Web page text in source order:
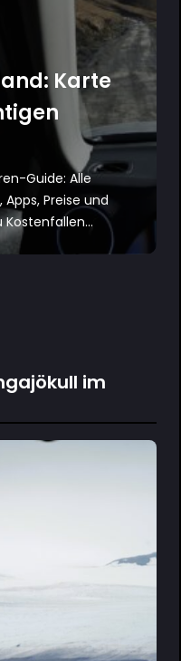
Karte
Guide: Alle
Preise und
im